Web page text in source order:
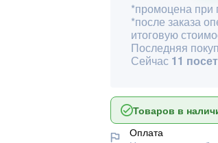
*промоцена при
*после заказа
итоговую
Последняя
Сейчас 11
Товаров в
Оплата